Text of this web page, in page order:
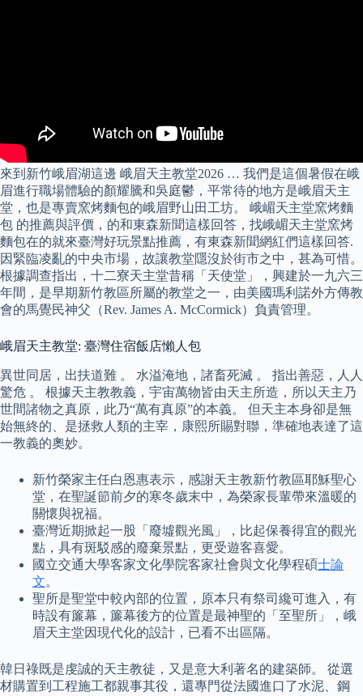
來到新竹峨眉湖這邊 峨眉天主教堂2026 … 我們是這個暑假在峨
眉進行職場體驗的顏耀騰和吳庭鬱，平常待的地方是峨眉天主
堂，也是專賣窯烤麵包的峨眉野山田工坊。 峨嵋天主堂窯烤麵
包 的推薦與評價，的和東森新聞這樣回答，找峨嵋天主堂窯烤
麵包在的就來臺灣好玩景點推薦，有東森新聞網紅們這樣回答.
因緊臨凌亂的中央市場，故讓教堂隱沒於街市之中，甚為可惜。
根據調查指出，十二寮天主堂昔稱「天使堂」，興建於一九六三
年間，是早期新竹教區所屬的教堂之一，由美國瑪利諾外方傳教
會的馬覺民神父（Rev. James A. McCormick）負責管理。
峨眉天主教堂: 臺灣住宿飯店懶人包
異世同居，出扶道難 。 水溢淹地，諸畜死滅 。 指出善惡，人人
驚危 。 根據天主教教義，宇宙萬物皆由天主所造，所以天主乃
世間諸物之真原，此乃“萬有真原”的本義。 但天主本身卻是無
始無終的、是拯救人類的主宰，康熙所賜對聯，準確地表達了這
一教義的奧妙。
新竹榮家主任白恩惠表示，感謝天主教新竹教區耶穌聖心
堂，在聖誕節前夕的寒冬歲末中，為榮家長輩帶來溫暖的
關懷與祝福。
臺灣近期掀起一股「廢墟觀光風」，比起保養得宜的觀光
點，具有斑駁感的廢棄景點，更受遊客喜愛。
國立交通大學客家文化學院客家社會與文化學程碩士論
文。
聖所是聖堂中較內部的位置，原本只有祭司纔可進入，有
時設有簾幕，簾幕後方的位置是最神聖的「至聖所」，峨
眉天主堂因現代化的設計，已看不出區隔。
韓日祿既是虔誠的天主教徒，又是意大利著名的建築師。 從選
材購置到工程施工都親事其役，還專門從法國進口了水泥、鋼